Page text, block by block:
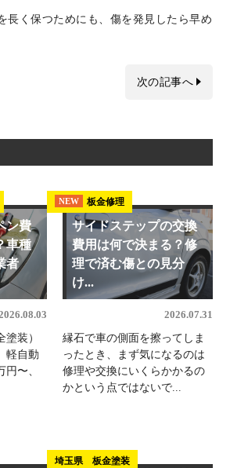
長く保つためにも、傷を発見したら早め
次の記事へ
ン費
車種
者
装）
軽自動
〜、
NEW 板金修理
サイドステップの交換
費用は何で決まる？修
理で済む傷との見分
け...
2026.07.31
縁石で車の側面を擦ってしま
ったとき、まず気になるのは
修理や交換にいくらかかるの
かという点ではないで...
埼玉県 板金塗装